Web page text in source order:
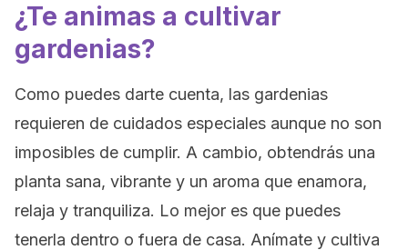
¿Te animas a cultivar
gardenias?
Como puedes darte cuenta, las gardenias
requieren de cuidados especiales aunque no son
imposibles de cumplir. A cambio, obtendrás una
planta sana, vibrante y un aroma que enamora,
relaja y tranquiliza. Lo mejor es que puedes
tenerla dentro o fuera de casa. Anímate y cultiva